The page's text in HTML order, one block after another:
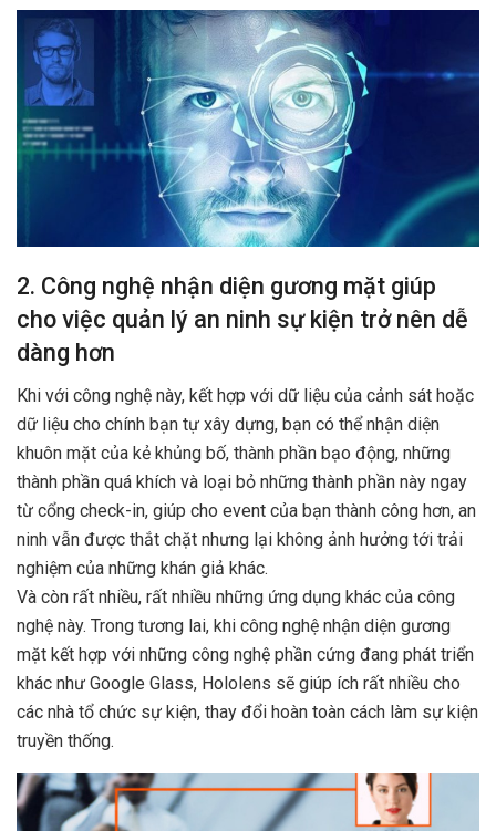
2. Công nghệ nhận diện gương mặt giúp
cho việc quản lý an ninh sự kiện trở nên dễ
dàng hơn
Khi với công nghệ này, kết hợp với dữ liệu của cảnh sát hoặc
dữ liệu cho chính bạn tự xây dựng, bạn có thể nhận diện
khuôn mặt của kẻ khủng bố, thành phần bạo động, những
thành phần quá khích và loại bỏ những thành phần này ngay
từ cổng check-in, giúp cho event của bạn thành công hơn, an
ninh vẫn được thắt chặt nhưng lại không ảnh hưởng tới trải
nghiệm của những khán giả khác.
Và còn rất nhiều, rất nhiều những ứng dụng khác của công
nghệ này. Trong tương lai, khi công nghệ nhận diện gương
mặt kết hợp với những công nghệ phần cứng đang phát triển
khác như Google Glass, Hololens sẽ giúp ích rất nhiều cho
các nhà tổ chức sự kiện, thay đổi hoàn toàn cách làm sự kiện
truyền thống.